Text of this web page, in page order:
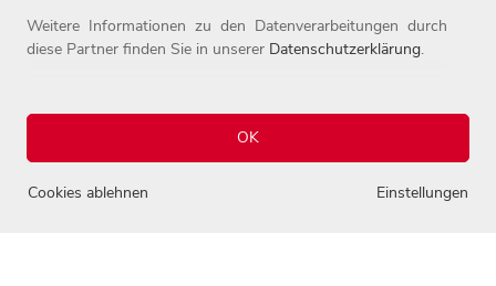
0
© 2026 Josef Witt GmbH - Karriereportal.
Weitere Informationen zu den Datenverarbeitungen durch
diese Partner finden Sie in unserer Datenschutzerklärung.
Einstellungen
Cookies ablehnen
OK